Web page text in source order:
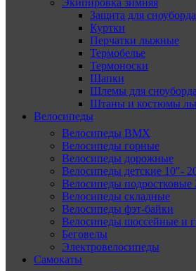
Защита для сноуборда
Куртки
Перчатки лыжные
Термобелье
Термоноски
Шапки
Шлемы для сноуборда
Штаны и костюмы
Велосипеды
Велосипеды BMX
Велосипеды горные
Велосипеды дорожные
Велосипеды детские 10″-
Велосипеды подростковые
Велосипеды складные
Велосипеды фэт-байки
Велосипеды шоссейные и
Беговелы
Электровелосипеды
Самокаты